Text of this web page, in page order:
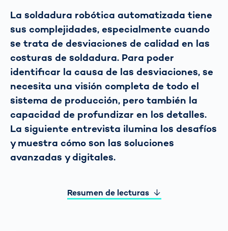
La soldadura robótica automatizada tiene
sus complejidades, especialmente cuando
se trata de desviaciones de calidad en las
costuras de soldadura. Para poder
identificar la causa de las desviaciones, se
necesita una visión completa de todo el
sistema de producción, pero también la
capacidad de profundizar en los detalles.
La siguiente entrevista ilumina los desafíos
y muestra cómo son las soluciones
avanzadas y digitales.
Resumen de lecturas